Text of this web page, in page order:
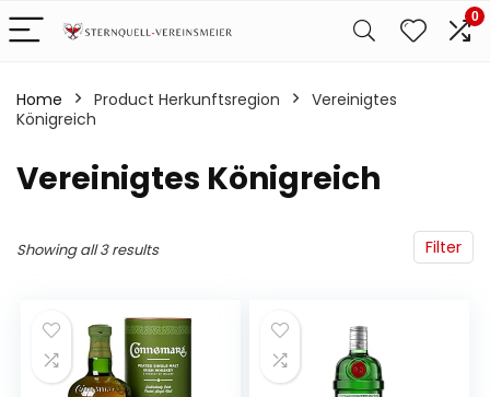
0
Home Product Herkunftsregion
‎Vereinigtes
Königreich
‎Vereinigtes Königreich
Filter
Showing all 3 results